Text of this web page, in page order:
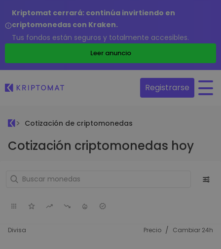
Kriptomat cerrará: continúa invirtiendo en
criptomonedas con Kraken.
Tus fondos están seguros y totalmente accesibles.
Leer anuncio
Registrarse
Cotización de criptomonedas
Cotización criptomonedas hoy
Divisa Precio / Cambiar 24h